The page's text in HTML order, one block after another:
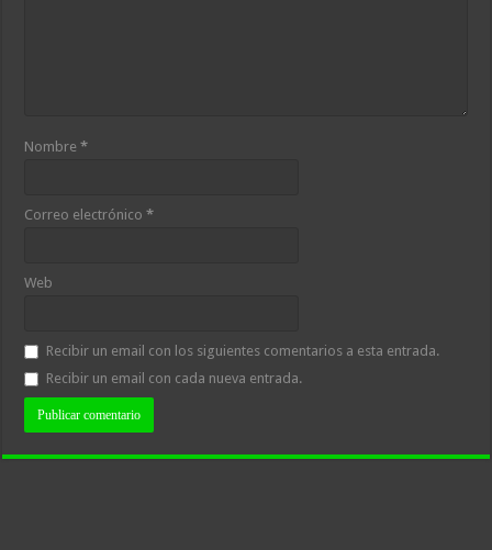
Nombre*
Correo electrónico*
Web
Recibir un email con los siguientes comentarios a esta entrada.
Recibir un email con cada nueva entrada.